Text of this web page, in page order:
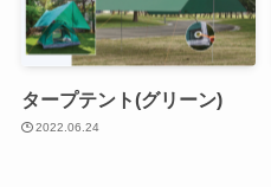
タープテント(グリーン)
2022.06.24